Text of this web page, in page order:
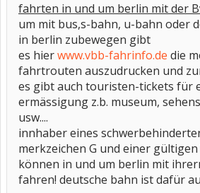
fahrten in und um berlin mit der
um mit bus,s-bahn, u-bahn oder
in berlin zubewegen gibt
es hierwww.vbb-fahrinfo.de die
fahrtrouten auszudrucken und
es gibt auch touristen-tickets für
ermässigung z.b. museum,
usw....
innhaber eines
merkzeichen G und einer
können in und um berlin mit
fahren! deutsche bahn ist dafür